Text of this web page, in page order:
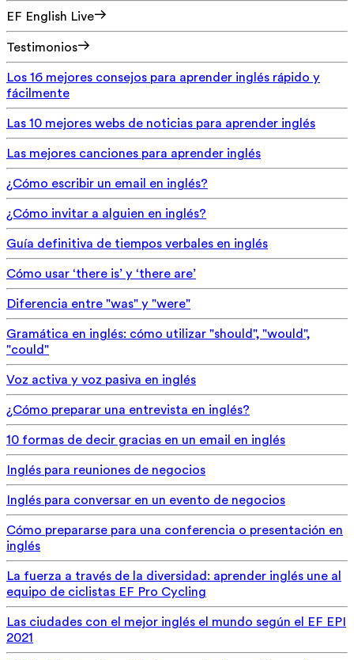
EF English Live
Testimonios
Los 16 mejores consejos para aprender inglés rápido y
fácilmente
Las 10 mejores webs de noticias para aprender inglés
Las mejores canciones para aprender inglés
¿Cómo escribir un email en inglés?
¿Cómo invitar a alguien en inglés?
Guía definitiva de tiempos verbales en inglés
Cómo usar ‘there is’ y ‘there are’
Diferencia entre "was" y "were"
Gramática en inglés: cómo utilizar "should", "would",
"could"
Voz activa y voz pasiva en inglés
¿Cómo preparar una entrevista en inglés?
10 formas de decir gracias en un email en inglés
Inglés para reuniones de negocios
Inglés para conversar en un evento de negocios
Cómo prepararse para una conferencia o presentación en
inglés
La fuerza a través de la diversidad: aprender inglés une al
equipo de ciclistas EF Pro Cycling
Las ciudades con el mejor inglés el mundo según el EF EPI
2021